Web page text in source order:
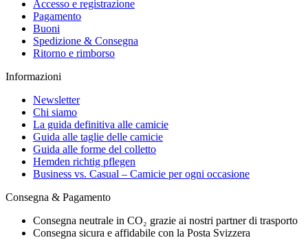
Accesso e registrazione
Pagamento
Buoni
Spedizione & Consegna
Ritorno e rimborso
Informazioni
Newsletter
Chi siamo
La guida definitiva alle camicie
Guida alle taglie delle camicie
Guida alle forme del colletto
Hemden richtig pflegen
Business vs. Casual – Camicie per ogni occasione
Consegna & Pagamento
Consegna neutrale in CO₂ grazie ai nostri partner di trasporto
Consegna sicura e affidabile con la Posta Svizzera